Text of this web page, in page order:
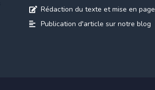
Rédaction du texte et mise en page
Publication d'article sur notre blog